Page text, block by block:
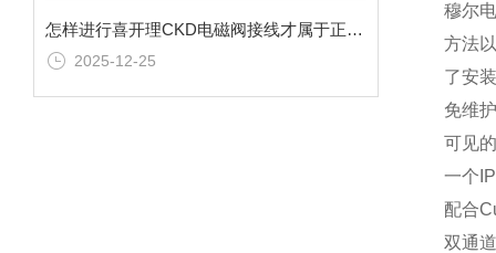
怎样进行喜开理CKD电磁阀接线才属于正确接法
2025-12-25
穆尔
方法
了安
免维
可见
一个
配合
双通